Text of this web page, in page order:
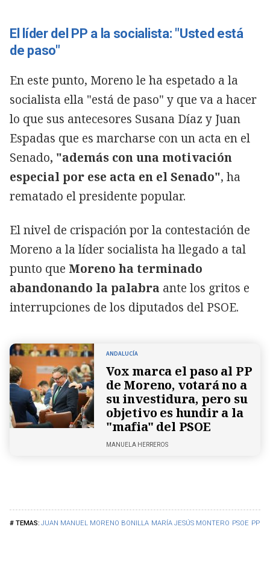
JUAN MANUEL MORENO BONILLA MARÍA JESÚS MONTERO PSOE PP
El líder del PP a la socialista: "Usted está
de paso"
En este punto, Moreno le ha espetado a la
socialista ella "está de paso" y que va a hacer
lo que sus antecesores Susana Díaz y Juan
Espadas que es marcharse con un acta en el
Senado, "además con una motivación
especial por ese acta en el Senado", ha
rematado el presidente popular.
El nivel de crispación por la contestación de
Moreno a la líder socialista ha llegado a tal
punto que Moreno ha terminado
abandonando la palabra ante los gritos e
interrupciones de los diputados del PSOE.
ANDALUCÍA
Vox marca el paso al PP
de Moreno, votará no a
su investidura, pero su
objetivo es hundir a la
"mafia" del PSOE
MANUELA HERREROS